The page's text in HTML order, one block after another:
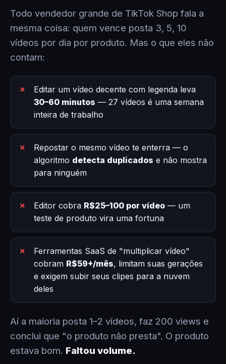
Todo vendedor grande de TikTok Shop fala a
mesma coisa: quem vence posta 3, 5, 10
vídeos por dia por produto. Mas o que eles não
contam:
Editar um vídeo decente com legenda leva
30–60 minutos — 27 vídeos é uma semana
inteira de trabalho
Repostar o mesmo vídeo te enterra — o
algoritmo detecta duplicados e não mostra
para ninguém
Editor cobra R$25–100 por vídeo — um
teste de produto vira uma fortuna
Ferramentas SaaS de "multiplicar vídeo"
cobram R$59+/mês, limitam suas gerações
e exigem subir seus clipes para a nuvem
deles
Aí a maioria posta 1–2 vídeos, faz 200 views e
conclui que "o produto não presta". O produto
estava bom. Faltou volume.